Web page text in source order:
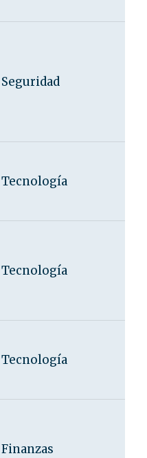
Seguridad
Tecnología
Tecnología
Tecnología
Finanzas